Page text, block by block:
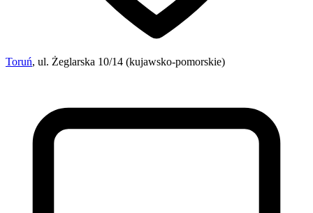
Toruń, ul. Żeglarska 10/14 (kujawsko-pomorskie)